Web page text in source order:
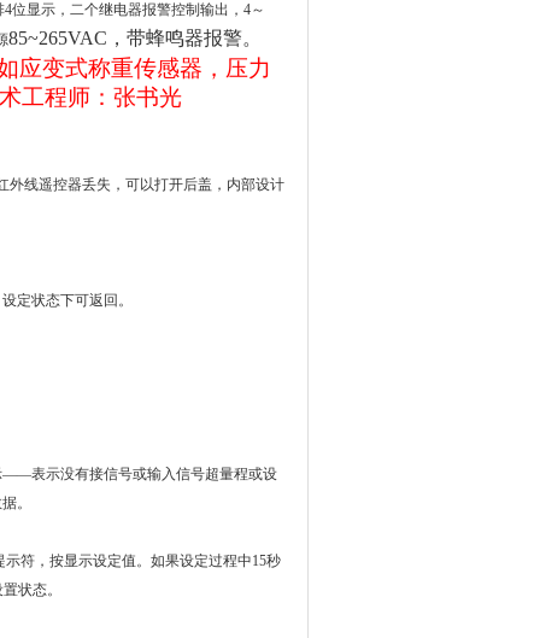
4位显示，二个继电器报警控制输出， 4～
85~265VAC，带蜂鸣器报警。
应变式称重传感器，压力
工程师：张书光
外线遥控器丢失，可以打开后盖，内部设计
定状态下可返回。
――表示没有接信号或输入信号超量程或设
。
符，按显示设定值。如果设定过程中15秒
状态。